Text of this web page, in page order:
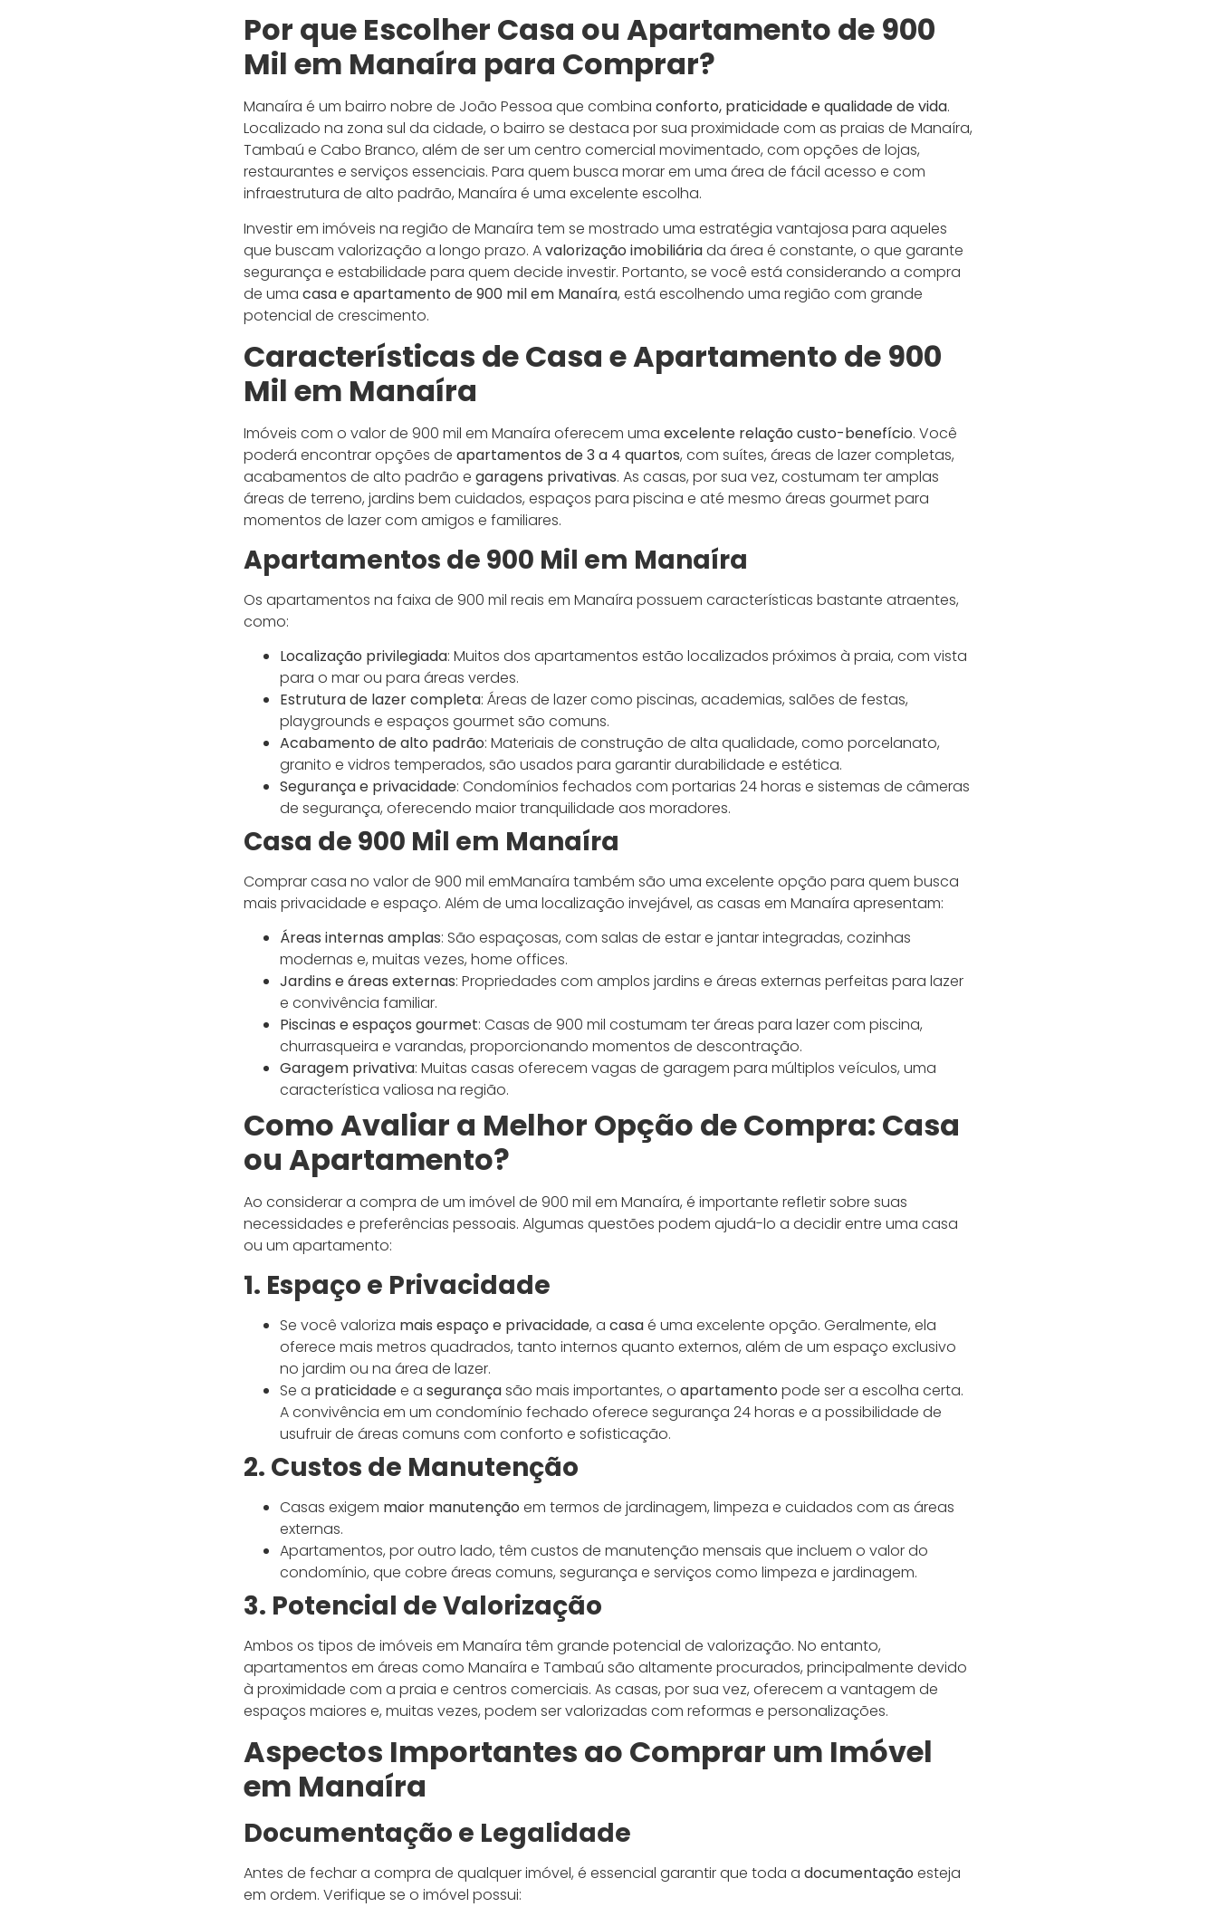
Por que Escolher Casa ou Apartamento de 900
Mil em Manaíra para Comprar?
Manaíra é um bairro nobre de João Pessoa que combina conforto, praticidade e qualidade de vida.
Localizado na zona sul da cidade, o bairro se destaca por sua proximidade com as praias de Manaíra,
Tambaú e Cabo Branco, além de ser um centro comercial movimentado, com opções de lojas,
restaurantes e serviços essenciais. Para quem busca morar em uma área de fácil acesso e com
infraestrutura de alto padrão, Manaíra é uma excelente escolha.
Investir em imóveis na região de Manaíra tem se mostrado uma estratégia vantajosa para aqueles
que buscam valorização a longo prazo. Avalorização imobiliáriada área é constante, o que garante
segurança e estabilidade para quem decide investir. Portanto, se você está considerando a compra
de uma casa e apartamento de 900 mil em Manaíra, está escolhendo uma região com grande
potencial de crescimento.
Características de Casa e Apartamento de 900
Mil em Manaíra
Imóveis com o valor de 900 mil em Manaíra oferecem uma excelente relação custo-benefício. Você
poderá encontrar opções de apartamentos de 3 a 4 quartos, com suítes, áreas de lazer completas,
acabamentos de alto padrão e garagens privativas. As casas, por sua vez, costumam ter amplas
áreas de terreno, jardins bem cuidados, espaços para piscina e até mesmo áreas gourmet para
momentos de lazer com amigos e familiares.
Apartamentos de 900 Mil em Manaíra
Os apartamentos na faixa de 900 mil reais em Manaíra possuem características bastante atraentes,
como:
Localização privilegiada: Muitos dos apartamentos estão localizados próximos à praia, com vista
para o mar ou para áreas verdes.
Estrutura de lazer completa: Áreas de lazer como piscinas, academias, salões de festas,
playgrounds e espaços gourmet são comuns.
Acabamento de alto padrão: Materiais de construção de alta qualidade, como porcelanato,
granito e vidros temperados, são usados para garantir durabilidade e estética.
Segurança e privacidade: Condomínios fechados com portarias 24 horas e sistemas de câmeras
de segurança, oferecendo maior tranquilidade aos moradores.
Casa de 900 Mil em Manaíra
Comprar casa no valor de 900 mil emManaíra também são uma excelente opção para quem busca
mais privacidade e espaço. Além de uma localização invejável, as casas em Manaíra apresentam:
Áreas internas amplas: São espaçosas, com salas de estar e jantar integradas, cozinhas
modernas e, muitas vezes, home offices.
Jardins e áreas externas: Propriedades com amplos jardins e áreas externas perfeitas para lazer
e convivência familiar.
Piscinas e espaços gourmet: Casas de 900 mil costumam ter áreas para lazer com piscina,
churrasqueira e varandas, proporcionando momentos de descontração.
Garagem privativa: Muitas casas oferecem vagas de garagem para múltiplos veículos, uma
característica valiosa na região.
Como Avaliar a Melhor Opção de Compra: Casa
ou Apartamento?
Ao considerar a compra de um imóvel de 900 mil em Manaíra, é importante refletir sobre suas
necessidades e preferências pessoais. Algumas questões podem ajudá-lo a decidir entre uma casa
ou um apartamento:
1. Espaço e Privacidade
Se você valoriza mais espaço e privacidade, a casaé uma excelente opção. Geralmente, ela
oferece mais metros quadrados, tanto internos quanto externos, além de um espaço exclusivo
no jardim ou na área de lazer.
Se a praticidadee a segurançasão mais importantes, o apartamento pode ser a escolha certa.
A convivência em um condomínio fechado oferece segurança 24 horas e a possibilidade de
usufruir de áreas comuns com conforto e sofisticação.
2. Custos de Manutenção
Casas exigem maior manutenção em termos de jardinagem, limpeza e cuidados com as áreas
externas.
Apartamentos, por outro lado, têm custos de manutenção mensais que incluem o valor do
condomínio, que cobre áreas comuns, segurança e serviços como limpeza e jardinagem.
3. Potencial de Valorização
Ambos os tipos de imóveis em Manaíra têm grande potencial de valorização. No entanto,
apartamentos em áreas como Manaíra e Tambaú são altamente procurados, principalmente devido
à proximidade com a praia e centros comerciais. As casas, por sua vez, oferecem a vantagem de
espaços maiores e, muitas vezes, podem ser valorizadas com reformas e personalizações.
Aspectos Importantes ao Comprar um Imóvel
em Manaíra
Documentação e Legalidade
Antes de fechar a compra de qualquer imóvel, é essencial garantir que toda a documentação esteja
em ordem. Verifique se o imóvel possui: